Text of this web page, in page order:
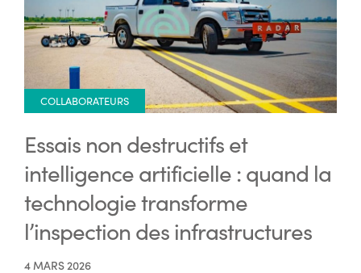
COLLABORATEURS
Essais non destructifs et
intelligence artificielle : quand la
technologie transforme
l’inspection des infrastructures
4 MARS 2026